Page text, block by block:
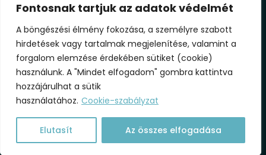
Fontosnak tartjuk az adatok védelmét
A böngészési élmény fokozása, a személyre szabott
hirdetések vagy tartalmak megjelenítése, valamint a
forgalom elemzése érdekében sütiket (cookie)
használunk. A "Mindet elfogadom" gombra kattintva
hozzájárulhat a sütik
használatához. Cookie-szabályzat
Elutasít Az összes elfogadása
e
b
o
o
k
t
a
g
r
a
m
t
b
e
© 2026 Jonathermál Gyógy- és
Élményfürdő, Motel, Kemping
Kiskunmajsa
Weboldalt készítette: viktornyerges.hu